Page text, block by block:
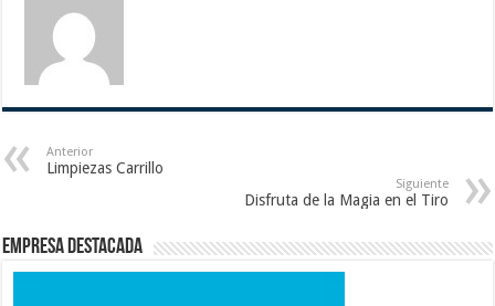
Anterior
Limpiezas Carrillo
Siguiente
Disfruta de la Magia en el Tiro
Empresa destacada